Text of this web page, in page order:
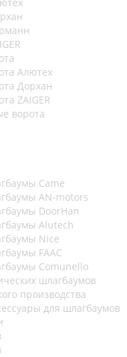
Алютех
Дорхан
ZAIGER
ворота
Came
AN-motors
DoorHan
Alutech
Nice
FAAC
Comunello
шлагбаумов
производства
для шлагбаумов